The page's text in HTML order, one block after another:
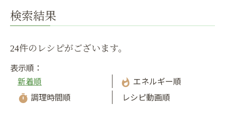
検索結果
24件のレシピがございます。
表示順：
新着順
whatshot エネルギー順
timer 調理時間順 レシピ動画順